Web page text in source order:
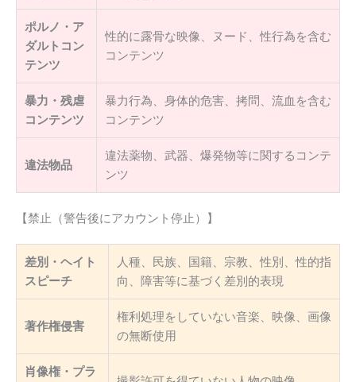
ポルノ・ア
ダルトコン
テンツ
性的に露骨な映像、ヌード、性行為を含む
コンテンツ
暴力・残虐
コンテンツ
暴力行為、身体的危害、拷問、流血を含む
コンテンツ
違法物品
違法薬物、武器、爆発物等に関するコンテ
ンツ
【禁止（警告後にアカウント停止）】
差別・ヘイト
スピーチ
人種、民族、国籍、宗教、性別、性的指
向、障害等に基づく差別的表現
著作権侵害
権利処理をしていない音楽、映像、画像
の無断使用
肖像権・プラ